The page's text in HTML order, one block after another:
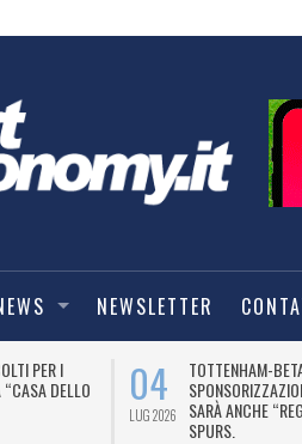
NEWSLETTER
PER I
DELLO
04
LUG 2026
TOTTENHAM-
SARÀ ANCHE
SPURS.